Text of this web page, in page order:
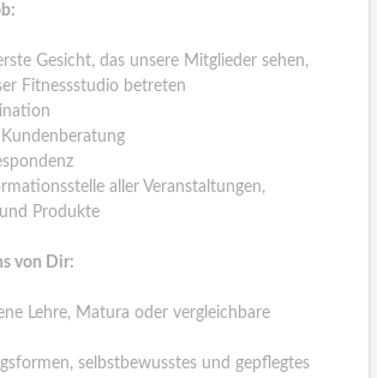
Gesicht, das unsere Mitglieder sehen,
Fitnessstudio betreten
Kundenberatung
aller Veranstaltungen,
Produkte
von Dir:
Lehre, Matura oder vergleichbare
selbstbewusstes und gepflegtes